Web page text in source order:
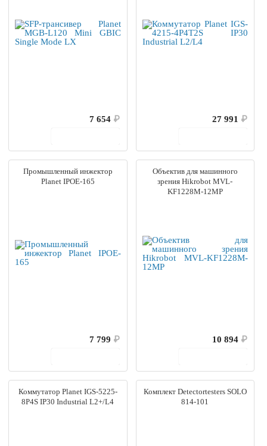
7 654 ₽
27 991 ₽
Промышленный инжектор
Planet IPOE-165
7 799 ₽
Объектив для машинного
зрения Hikrobot MVL-
KF1228M-12MP
10 894 ₽
Коммутатор Planet IGS-5225-
8P4S IP30 Industrial L2+/L4
Комплект Detectortesters SOLO
814-101